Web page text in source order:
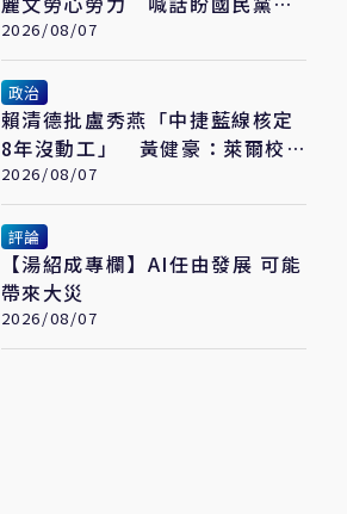
到做到
2026/08/07
政治
賴清德批盧秀燕「中捷藍線核定
8年沒動工」 黃健豪：萊爾校
長開口就說謊
2026/08/07
評論
【湯紹成專欄】AI任由發展 可能
帶來大災
2026/08/07